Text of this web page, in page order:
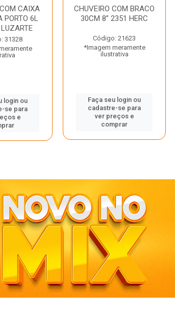
CAIXA
PORTO 6L
31328
login ou
se para
e
CHUVEIRO COM BRACO
30CM 8” 2351 HERC
Código: 21623
*Imagem meramente
ilustrativa
Faça seu login ou
cadastre-se para
ver preços e
comprar